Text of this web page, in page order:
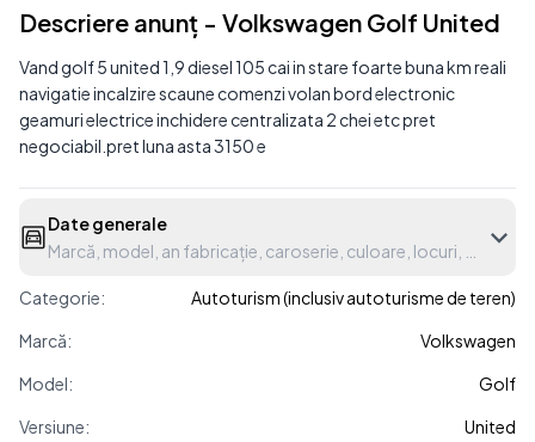
Descriere anunț - Volkswagen Golf United
Vand golf 5 united 1,9 diesel 105 cai in stare foarte buna km reali
navigatie incalzire scaune comenzi volan bord electronic
geamuri electrice inchidere centralizata 2 chei etc pret
negociabil.pret luna asta 3150 e
Date generale
Marcă, model, an fabricație, caroserie, culoare, locuri, etc.
Categorie:
Autoturism (inclusiv autoturisme de teren)
Marcă:
Volkswagen
Model:
Golf
Versiune:
United